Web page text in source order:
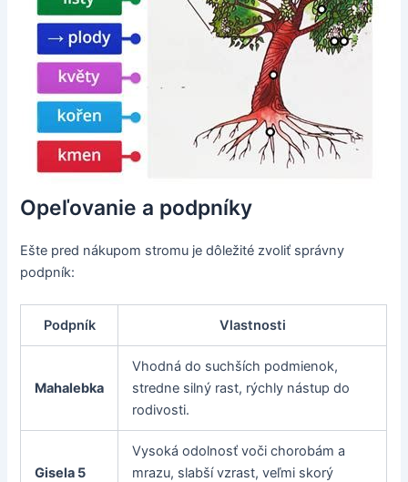
Opeľovanie a podpníky
Ešte pred nákupom stromu je dôležité zvoliť správny
podpník:
Podpník Vlastnosti
Mahalebka
Vhodná do suchších podmienok,
stredne silný rast, rýchly nástup do
rodivosti.
Gisela 5
Vysoká odolnosť voči chorobám a
mrazu, slabší vzrast, veľmi skorý